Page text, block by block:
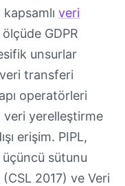
veri
ölçüde GDPR
unsurlar
veri transferi
operatörleri
veri yerelleştirme
erişim. PIPL,
sütunu
2017) ve Veri